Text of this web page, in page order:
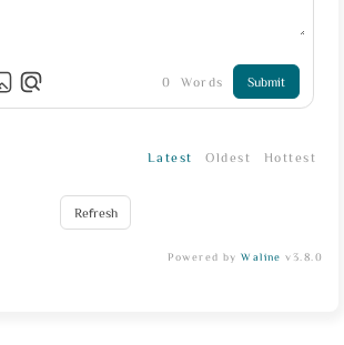
0 Words Submit
Latest Oldest Hottest
Refresh
Powered byWaline v3.8.0